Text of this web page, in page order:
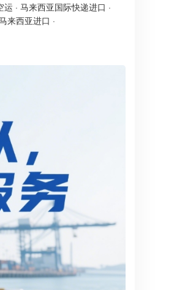
运 · 马来西亚国际快递进口 ·
来西亚进口 ·